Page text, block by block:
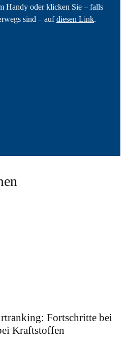
Handy oder klicken Sie – falls
sind – aufdiesen Link.
Fortschritte bei
Kraftstoffen